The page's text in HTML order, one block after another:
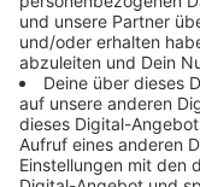
„The Art Of
offiziellen
persönlichstes
Ehrlichkeit und
auf dem Erfolg